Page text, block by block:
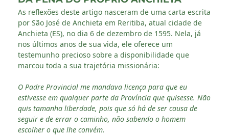
As reflexões deste artigo nasceram de uma carta escrita
por São José de Anchieta em Reritiba, atual cidade de
Anchieta (ES), no dia 6 de dezembro de 1595. Nela, já
nos últimos anos de sua vida, ele oferece um
testemunho precioso sobre a disponibilidade que
marcou toda a sua trajetória missionária:
O Padre Provincial me mandava licença para que eu
estivesse em qualquer parte da Província que quisesse. Não
quis tamanha liberdade, pois que só há de ser causa de
seguir e de errar o caminho, não sabendo o homem
escolher o que lhe convém.